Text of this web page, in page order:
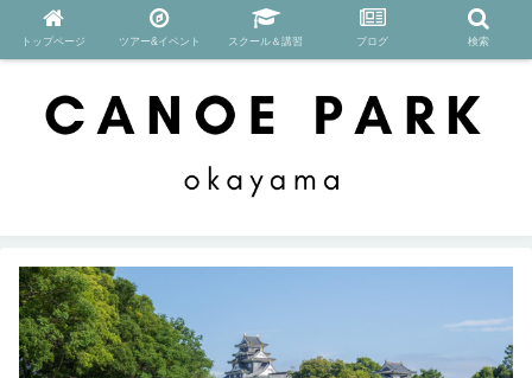
トップページ ツアー&イベント スクール＆講習 ブログ 検索